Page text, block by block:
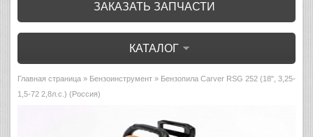
ЗАКАЗАТЬ ЗАПЧАСТИ
КАТАЛОГ
Главная страница » Бензоинструмент » Бензопила Carver RSG 252 (18", 3,25-
1,5-72 2,8л.с.) (Россия)